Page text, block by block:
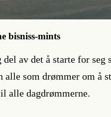
bisniss-mints
av det å starte for
alle som drømmer om å
alle dagdrømmerne.